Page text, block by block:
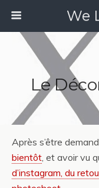
We
Le
Après s’être
bientôt, et avoir vu
d’instagram, du